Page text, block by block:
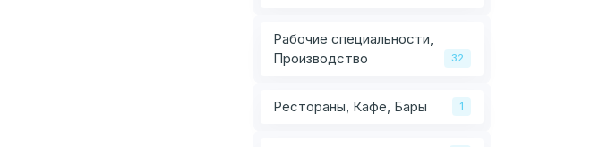
Рабочие специальности,
Производство
32
Рестораны, Кафе, Бары 1